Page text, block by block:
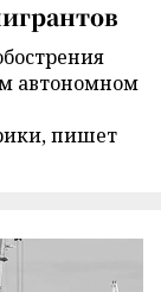
автономном
пишет